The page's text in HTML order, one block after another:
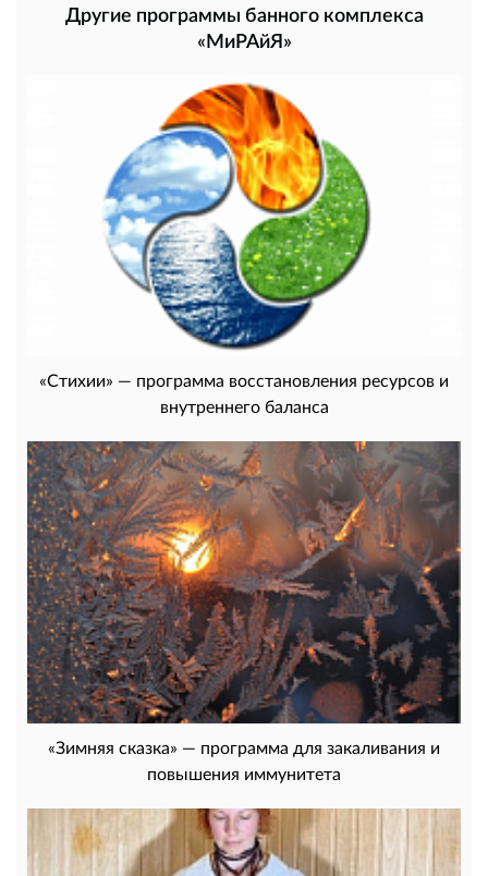
Другие программы банного комплекса
«МиРАйЯ»
«Стихии» — программа восстановления ресурсов и
внутреннего баланса
«Зимняя сказка» — программа для закаливания и
повышения иммунитета